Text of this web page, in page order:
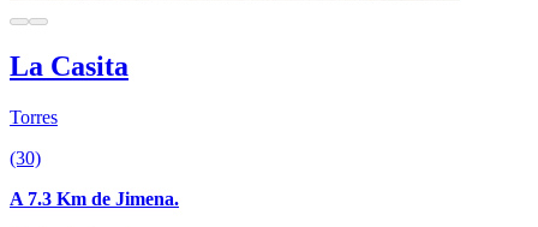
La Casita
Torres
(30)
A 7.3 Km de Jimena.